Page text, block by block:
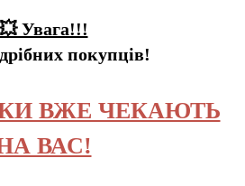
💥 Увага!!!
покупців!
ВЖЕ ЧЕКАЮТЬ
ВАС!